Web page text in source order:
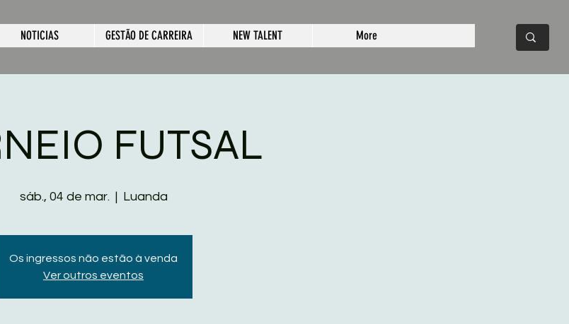
NOTICIAS GESTÃO DE CARREIRA NEW TALENT More
FUTSAL
sáb., 04 de mar.
  |
Luanda
Os ingressos não estão à venda
Ver outros eventos